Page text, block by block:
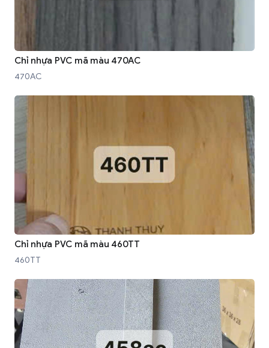
Chỉ nhựa PVC mã màu 470AC
470AC
Chỉ nhựa PVC mã màu 460TT
460TT